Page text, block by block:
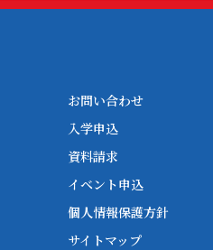
お問い合わせ
入学申込
資料請求
イベント申込
個人情報保護方針
サイトマップ